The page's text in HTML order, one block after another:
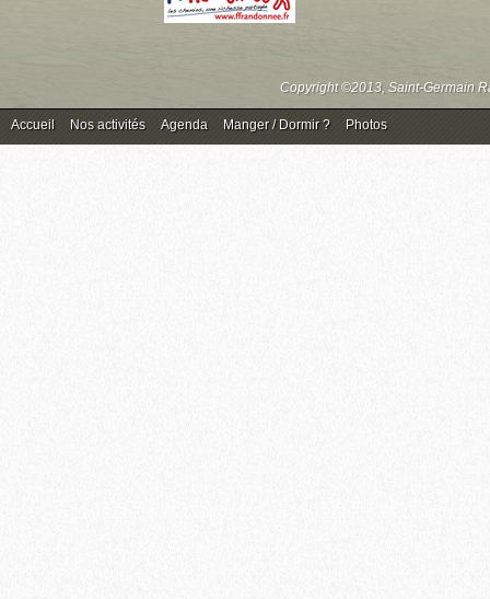
Copyright ©2013, Saint-Germain
Accueil Nos activités Agenda Manger / Dormir ? Photos